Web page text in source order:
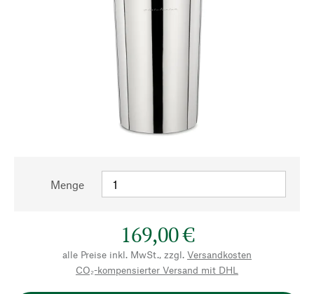
Menge
169,00 €
alle Preise inkl. MwSt., zzgl. Versandkosten
CO₂-kompensierter Versand mit DHL